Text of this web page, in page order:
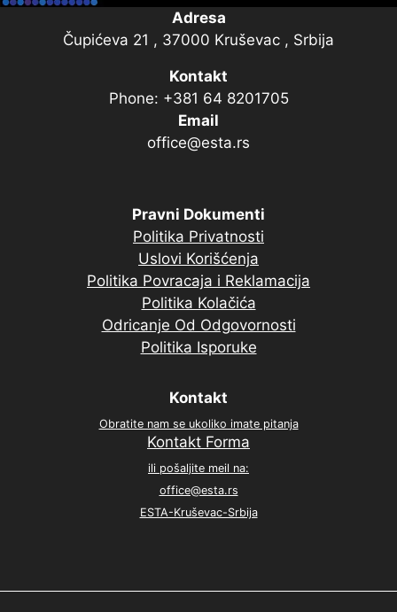
Adresa
Čupićeva 21 , 37000 Kruševac , Srbija
Kontakt
Phone: +381 64 8201705
Email
office@esta.rs
Pravni Dokumenti
Politika Privatnosti
Uslovi Korišćenja
Politika Povracaja i Reklamacija
Politika Kolačića
Odricanje Od Odgovornosti
Politika Isporuke
Kontakt
Obratite nam se ukoliko imate pitanja
Kontakt Forma
ili pošaljite meil na:
office@esta.rs
ESTA-Kruševac-Srbija